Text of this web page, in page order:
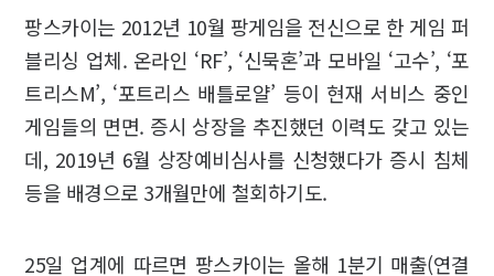
팡스카이는 2012년 10월 팡게임을 전신으로 한 게임 퍼
블리싱 업체. 온라인 ‘RF’, ‘신묵혼’과 모바일 ‘고수’, ‘포
트리스M’, ‘포트리스 배틀로얄’ 등이 현재 서비스 중인
게임들의 면면. 증시 상장을 추진했던 이력도 갖고 있는
데, 2019년 6월 상장예비심사를 신청했다가 증시 침체
등을 배경으로 3개월만에 철회하기도.
25일 업계에 따르면 팡스카이는 올해 1분기 매출(연결